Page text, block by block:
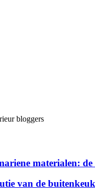
bloggers
materialen: de
van de